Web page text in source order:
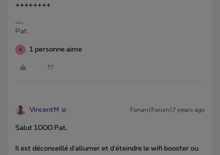
++++++++
Pat.
A 1 personne aime
VincentM Forum|Forum|7 years ago
Salut 1000 Pat,
Il est déconseillé d'allumer et d'éteindre le wifi booster ou